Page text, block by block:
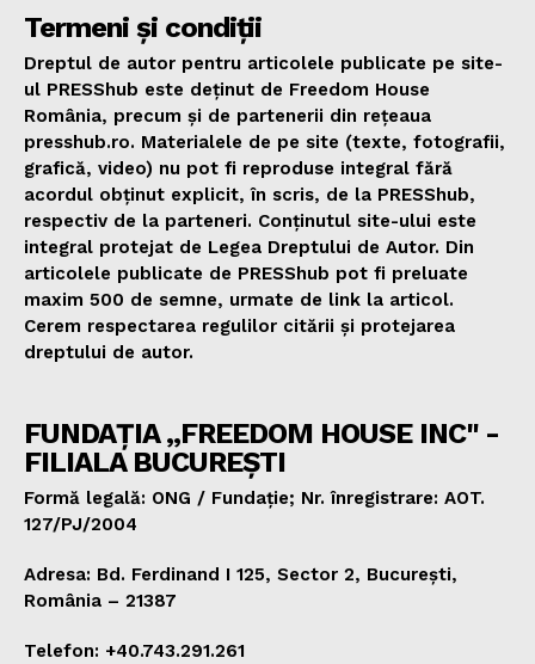
Termeni și condiții
Dreptul de autor pentru articolele publicate pe site-
ul PRESShub este deținut de Freedom House
România, precum și de partenerii din rețeaua
presshub.ro. Materialele de pe site (texte, fotografii,
grafică, video) nu pot fi reproduse integral fără
acordul obținut explicit, în scris, de la PRESShub,
respectiv de la parteneri. Conținutul site-ului este
integral protejat de Legea Dreptului de Autor. Din
articolele publicate de PRESShub pot fi preluate
maxim 500 de semne, urmate de link la articol.
Cerem respectarea regulilor citării și protejarea
dreptului de autor.
FUNDAȚIA „FREEDOM HOUSE INC" -
FILIALA BUCUREȘTI
Formă legală: ONG / Fundație; Nr. înregistrare: AOT.
127/PJ/2004
Adresa: Bd. Ferdinand I 125, Sector 2, București,
România – 21387
Telefon: +40.743.291.261